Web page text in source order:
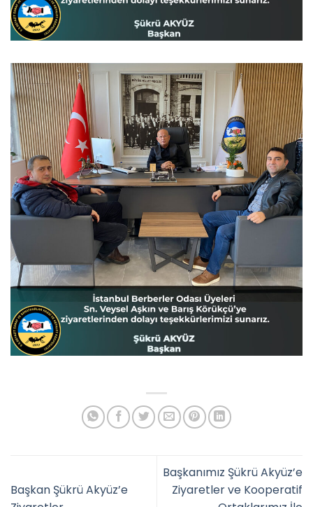
Başkan Şükrü Akyüz’e
Başkanımız Şükrü Akyüz’e
Ziyaretler ve Kooperatif